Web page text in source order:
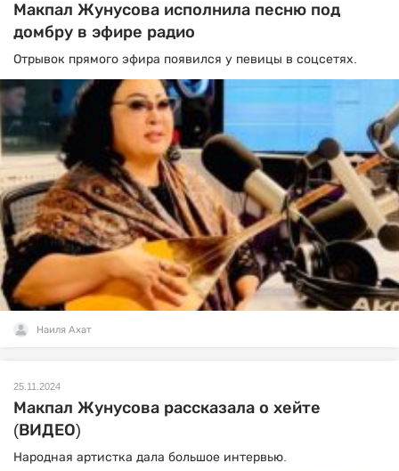
Макпал Жунусова исполнила песню под
домбру в эфире радио
Отрывок прямого эфира появился у певицы в соцсетях.
Наиля Ахат
25.11.2024
Макпал Жунусова рассказала о хейте
(ВИДЕО)
Народная артистка дала большое интервью.